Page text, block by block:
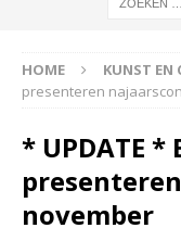
HOME KUNST EN
presenteren
* UPDATE
november